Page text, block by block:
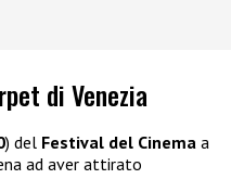
di Venezia
) del Festival del Cinema a
ad aver attirato